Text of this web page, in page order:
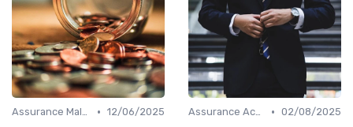
Assurance Maladie • 12/06/2025
Assurance Accident • 02/08/2025